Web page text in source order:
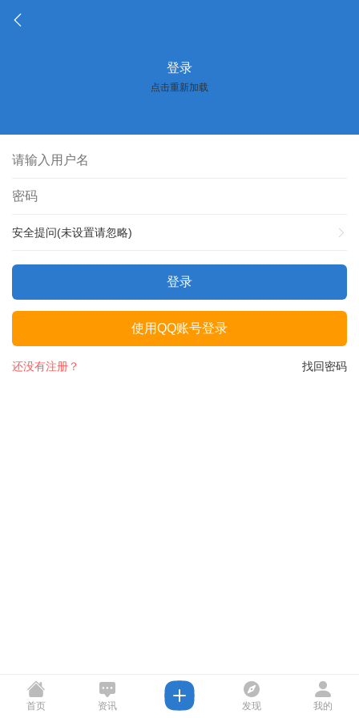
登录
点击重新加载
安全提问(未设置请忽略)
登录
使用QQ账号登录
找回密码
还没有注册？
首页 资讯 发现 我的